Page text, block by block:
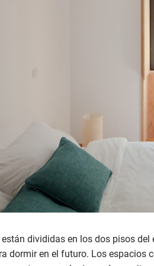
divididas en los dos pisos
dormir en el futuro. Los espacios